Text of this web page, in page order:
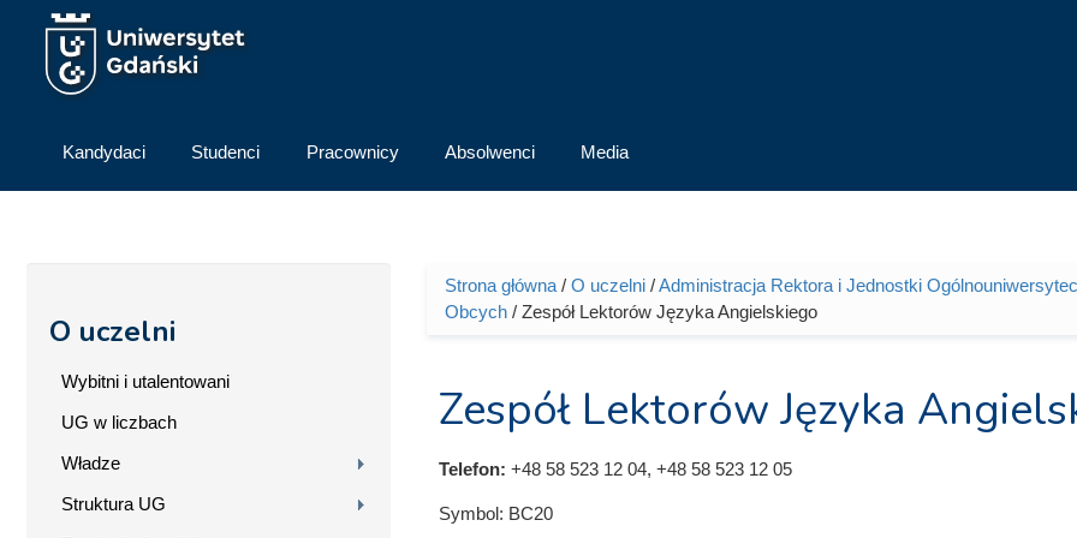
Przejdź do treści
Kandydaci Studenci Pracownicy Absolwenci Media
O uczelni
Wybitni i utalentowani
UG w liczbach
Władze
Struktura UG
Jesteś tutaj
Strona główna/ O uczelni/Administracja Rektora i Jednostki
Obcych/ Zespół Lektorów Języka Angielskiego
Zespół Lektorów Języka
Telefon: +48 58 523 12 04, +48 58 523 12 05
Symbol: BC20